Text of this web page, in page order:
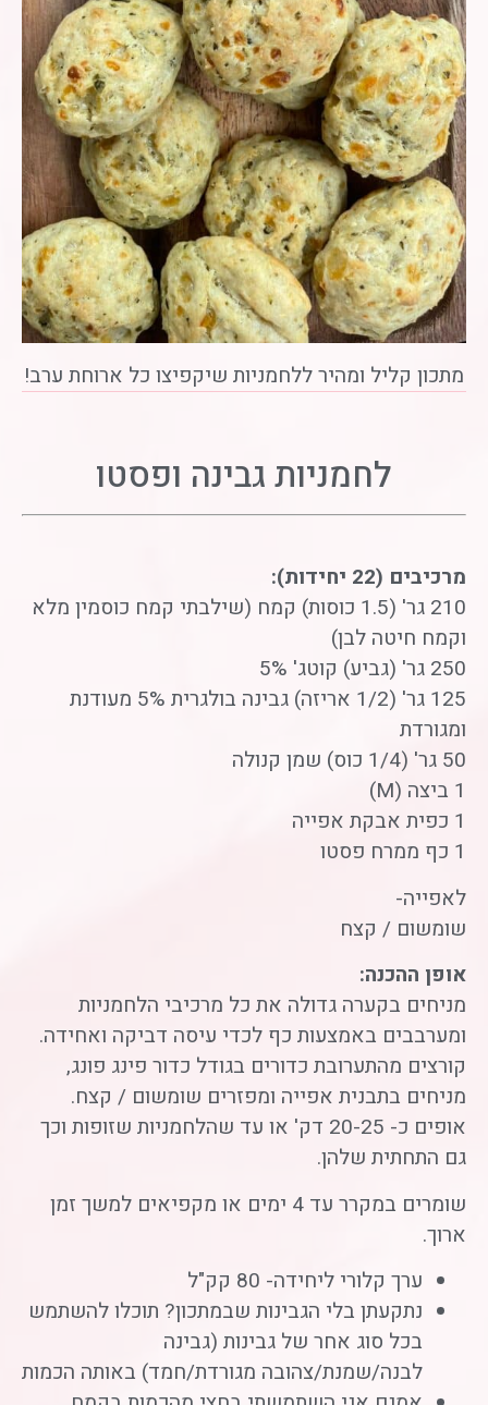
מתכון קליל ומהיר ללחמניות שיקפיצו כל ארוחת ערב!
לחמניות גבינה ופסטו
מרכיבים (22 יחידות):
210 גר' (1.5 כוסות) קמח (שילבתי קמח כוסמין מלא
וקמח חיטה לבן)
250 גר' (גביע) קוטג' 5%
125 גר' (1/2 אריזה) גבינה בולגרית 5% מעודנת
ומגורדת
50 גר' (1/4 כוס) שמן קנולה
1 ביצה (M)
1 כפית אבקת אפייה
1 כף ממרח פסטו
לאפייה-
שומשום / קצח
אופן ההכנה:
מניחים בקערה גדולה את כל מרכיבי הלחמניות
ומערבבים באמצעות כף לכדי עיסה דביקה ואחידה.
קורצים מהתערובת כדורים בגודל כדור פינג פונג,
מניחים בתבנית אפייה ומפזרים שומשום / קצח.
אופים כ- 20-25 דק' או עד שהלחמניות שזופות וכך
גם התחתית שלהן.
שומרים במקרר עד 4 ימים או מקפיאים למשך זמן
ארוך.
ערך קלורי ליחידה- 80 קק"ל
נתקעתן בלי הגבינות שבמתכון? תוכלו להשתמש
בכל סוג אחר של גבינות (גבינה
לבנה/שמנת/צהובה מגורדת/חמד) באותה הכמות